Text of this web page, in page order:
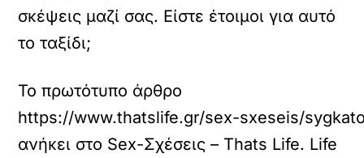
σκέψεις μαζί σας. Είστε έτοιμοι για αυτό
το ταξίδι;
Το πρωτότυπο άρθρο
https://www.thatslife.gr/sex-sxeseis/
ανήκει στο Sex-Σχέσεις – Thats Life. Life